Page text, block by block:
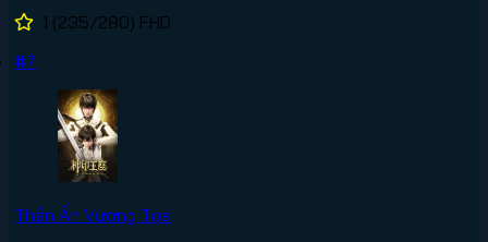
1 (235/280) FHD
#7
Thần Ấn Vương Tọa